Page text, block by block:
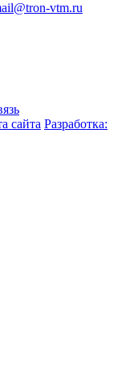
vtm.ru
сайта Разработка: